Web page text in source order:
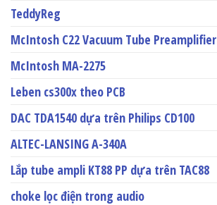
TeddyReg
McIntosh C22 Vacuum Tube Preamplifier
McIntosh MA-2275
Leben cs300x theo PCB
DAC TDA1540 dựa trên Philips CD100
ALTEC-LANSING A-340A
Lắp tube ampli KT88 PP dựa trên TAC88
choke lọc điện trong audio